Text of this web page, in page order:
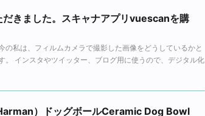
きました。スキャナアプリvuescanを購
の私は、フィルムカメラで撮影した画像をどうしているかと
。 インスタやツイッター、ブログ用に使うので、デジタル化
）ドッグボールCeramic Dog Bowl